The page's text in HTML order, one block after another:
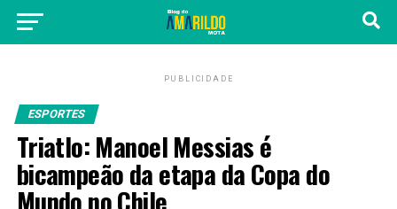
PUBLICIDADE
ESPORTES
Triatlo: Manoel Messias é
bicampeão da etapa da Copa do
Mundo no Chile